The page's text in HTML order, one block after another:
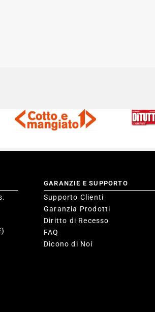
GARANZIE E SUPPORTO
Supporto Clienti
Garanzia Prodotti
Diritto di Recesso
FAQ
Dicono di Noi